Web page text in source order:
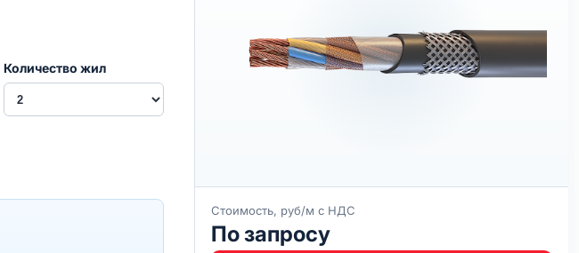
Стоимость, руб/м с НДС
По запросу
Количество жил